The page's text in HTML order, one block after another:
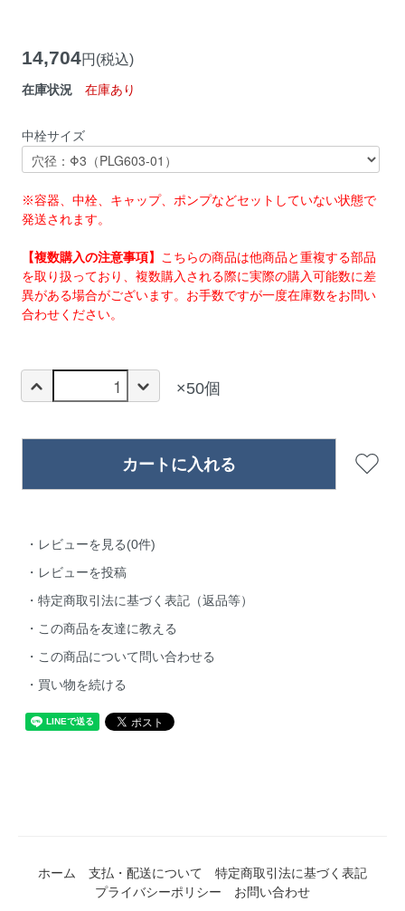
14,704円(税込)
在庫状況 在庫あり
中栓サイズ
※容器、中栓、キャップ、ポンプなどセットしていない状態で
発送されます。
【複数購入の注意事項】 こちらの商品は他商品と重複する部品
を取り扱っており、複数購入される際に実際の購入可能数に差
異がある場合がございます。お手数ですが一度在庫数をお問い
合わせください。
×50個
・レビューを見る(0件)
・レビューを投稿
・特定商取引法に基づく表記（返品等）
・この商品を友達に教える
・この商品について問い合わせる
・買い物を続ける
ホーム 支払・配送について
特定商取引法に基づく表記
プライバシーポリシー
お問い合わせ